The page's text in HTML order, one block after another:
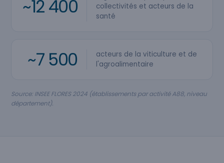
~12 400
collectivités et acteurs de la
santé
~7 500
acteurs de la viticulture et de
l'agroalimentaire
Source: INSEE FLORES 2024 (établissements par activité A88, niveau
département).